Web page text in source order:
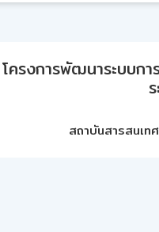
โครงการพัฒนาระบบก
สถาบันสารสนเท